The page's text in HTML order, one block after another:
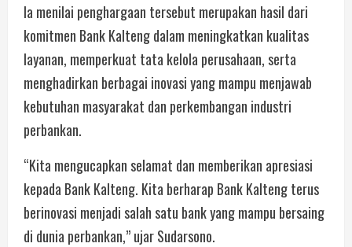
Ia menilai penghargaan tersebut merupakan hasil dari
komitmen Bank Kalteng dalam meningkatkan kualitas
layanan, memperkuat tata kelola perusahaan, serta
menghadirkan berbagai inovasi yang mampu menjawab
kebutuhan masyarakat dan perkembangan industri
perbankan.
“Kita mengucapkan selamat dan memberikan apresiasi
kepada Bank Kalteng. Kita berharap Bank Kalteng terus
berinovasi menjadi salah satu bank yang mampu bersaing
di dunia perbankan,” ujar Sudarsono.